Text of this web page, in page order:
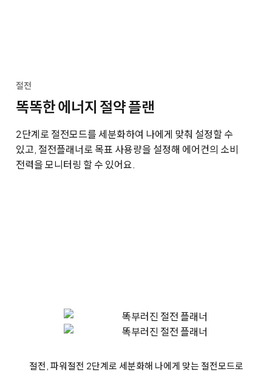
절전
똑똑한 에너지 절약 플랜
2단계로 절전모드를 세분화하여 나에게 맞춰 설정할 수
있고, 절전플래너로 목표 사용량을 설정해 에어컨의 소비
전력을 모니터링 할 수 있어요.
절전, 파워절전 2단계로 세분화해 나에게 맞는 절전모드로